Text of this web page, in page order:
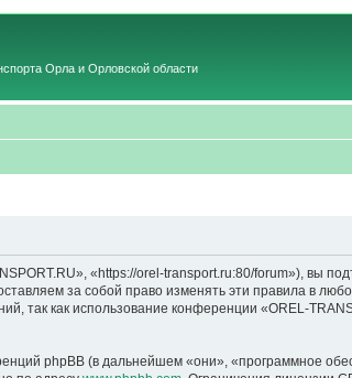
Орла и Орловской области
«https://orel-transport.ru:80/forum»), вы
за собой право изменять эти правила в
так как использование конференции «OREL-
phpBB (в дальнейшем «они», «программное